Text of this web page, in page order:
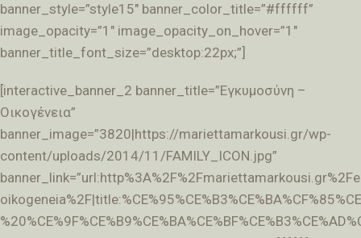
banner_style=”style15″ banner_color_title=”#ffffff”
image_opacity=”1″ image_opacity_on_hover=”1″
banner_title_font_size=”desktop:22px;”]
[interactive_banner_2 banner_title=”Εγκυμοσύνη –
Οικογένεια”
banner_image=”3820|https://mariettamarkousi.gr/wp-
content/uploads/2014/11/FAMILY_ICON.jpg”